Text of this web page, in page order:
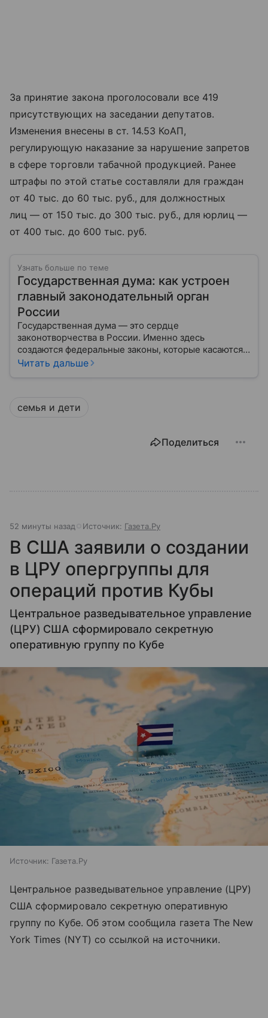
За принятие закона проголосовали все 419
присутствующих на заседании депутатов.
Изменения внесены в ст. 14.53 КоАП,
регулирующую наказание за нарушение запретов
в сфере торговли табачной продукцией. Ранее
штрафы по этой статье составляли для граждан
от 40 тыс. до 60 тыс. руб., для должностных
лиц — от 150 тыс. до 300 тыс. руб., для юрлиц —
от 400 тыс. до 600 тыс. руб.
Узнать больше по теме
Государственная дума: как устроен
главный законодательный орган
России
Государственная дума — это сердце
законотворчества в России. Именно здесь
создаются федеральные законы, которые касаются
жизни каждого гражданина: от образования и
Читать дальше
семья и дети
Поделиться
52 минуты назад Источник: Газета.Ру
В США заявили о создании
в ЦРУ опергруппы для
операций против Кубы
Центральное разведывательное управление
(ЦРУ) США сформировало секретную
оперативную группу по Кубе
Источник: Газета.Ру
Центральное разведывательное управление (ЦРУ)
США сформировало секретную оперативную
группу по Кубе. Об этом сообщила газета The New
York Times (NYT) со ссылкой на источники.